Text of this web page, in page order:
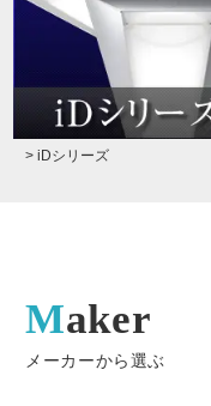
> iDシリーズ
Maker
メーカーから選ぶ